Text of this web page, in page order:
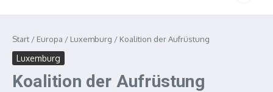
Start / Europa / Luxemburg / Koalition der Aufrüstung
Luxemburg
Koalition der Aufrüstung